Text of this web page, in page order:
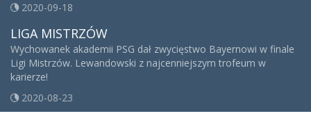
2020-09-18
LIGA MISTRZÓW
Wychowanek akademii PSG dał zwycięstwo Bayernowi w finale
Ligi Mistrzów. Lewandowski z najcenniejszym trofeum w
karierze!
2020-08-23